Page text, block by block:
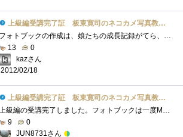
上級編受講完了証 板東寛司のネコカメ写真教室パート2
フォトブックの作成は、娘たちの成長記録がてら、毎年行っています。（「Photoback」というサービスを使っています。フォトブック作成サービス�...
13
0
kazさん
2012/02/18
上級編受講完了証 板東寛司のネコカメ写真教室パート2
上級編の受講完了しました。フォトブックは一度MacのiPhotoから作成したことがあります。やっぱり形として残るのは良いですよね。問題はそれな�...
9
0
JUN8731さん